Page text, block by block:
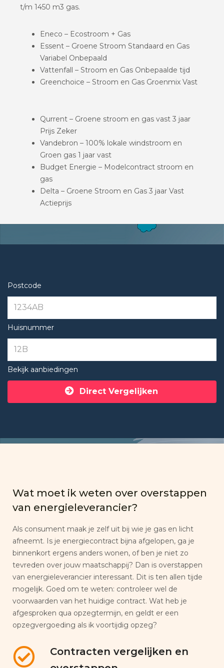
t/m 1450 m3 gas.
Eneco – Ecostroom + Gas
Essent – Groene Stroom Standaard en Gas
Variabel Onbepaald
Vattenfall – Stroom en Gas Onbepaalde tijd
Greenchoice – Stroom en Gas Groenmix Vast
Qurrent – Groene stroom en gas vast 3 jaar
Prijs Zeker
Vandebron – 100% lokale windstroom en
Groen gas 1 jaar vast
Budget Energie – Modelcontract stroom en
gas
Delta – Groene Stroom en Gas 3 jaar Vast
Actieprijs
Postcode
Huisnummer
Bekijk aanbiedingen
Direct Vergelijken
Wat moet ik weten over overstappen
van energieleverancier?
Als consument maak je zelf uit bij wie je gas en licht
afneemt. Is je energiecontract bijna afgelopen, ga je
binnenkort ergens anders wonen, of ben je niet zo
tevreden over jouw maatschappij? Dan is overstappen
van energieleverancier interessant. Dit is ten allen tijde
mogelijk. Goed om te weten: controleer wel de
voorwaarden van het huidige contract. Wat heb je
afgesproken qua opzegtermijn, en geldt er een
opzegvergoeding als ik voortijdig opzeg?
Contracten vergelijken en